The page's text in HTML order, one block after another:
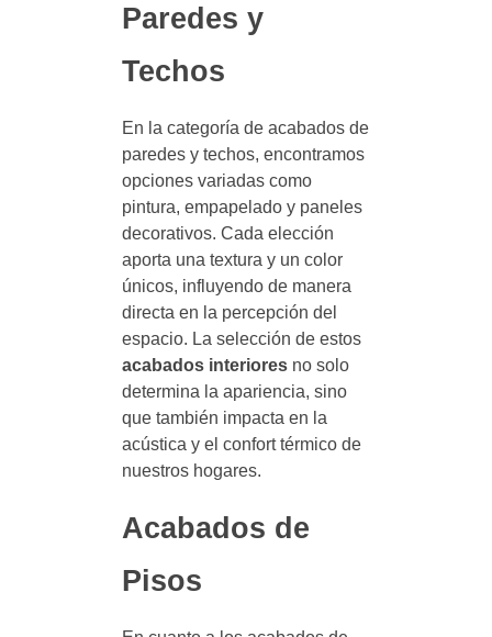
Paredes y
Techos
En la categoría de acabados de
paredes y techos, encontramos
opciones variadas como
pintura, empapelado y paneles
decorativos. Cada elección
aporta una textura y un color
únicos, influyendo de manera
directa en la percepción del
espacio. La selección de estos
acabados interioresno solo
determina la apariencia, sino
que también impacta en la
acústica y el confort térmico de
nuestros hogares.
Acabados de
Pisos